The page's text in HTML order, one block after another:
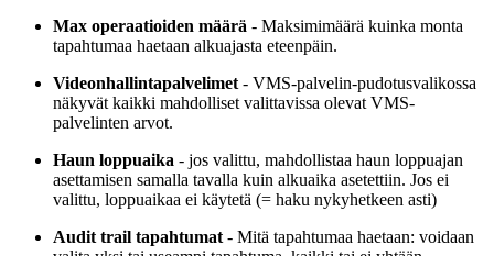
Max operaatioiden määrä - Maksimimäärä kuinka monta
tapahtumaa haetaan alkuajasta eteenpäin.
Videonhallintapalvelimet- VMS-palvelin-pudotusvalikossa
näkyvät kaikki mahdolliset valittavissa olevat VMS-
palvelinten arvot.
Haun loppuaika - jos valittu, mahdollistaa haun loppuajan
asettamisen samalla tavalla kuin alkuaika asetettiin. Jos ei
valittu, loppuaikaa ei käytetä (= haku nykyhetkeen asti)
Audit trail tapahtumat- Mitä tapahtumaa haetaan: voidaan